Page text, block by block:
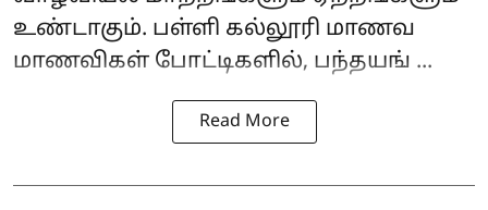
உண்டாகும். பள்ளி கல்லூரி மாணவ
மாணவிகள் போட்டிகளில், பந்தயங் ...
Read More